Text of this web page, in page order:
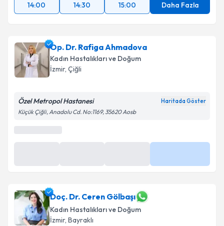
14:00
14:30 15:00 Daha Fazla
Op. Dr. Rafiga Ahmadova
Kadın Hastalıkları ve Doğum
İzmir, Çiğli
Özel Metropol Hastanesi Haritada Göster
Küçük Çiğli, Anadolu Cd. No:1169, 35620 Aosb
Doç. Dr. Ceren Gölbaşı
Kadın Hastalıkları ve Doğum
İzmir, Bayraklı